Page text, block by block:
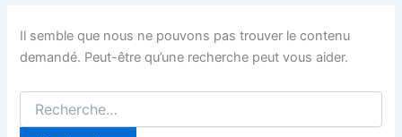
Il semble que nous ne pouvons pas trouver le contenu
demandé. Peut-être qu’une recherche peut vous aider.
Rechercher :